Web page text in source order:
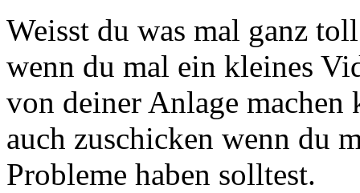
Weisst du was mal ganz
wenn du mal ein kleines
von deiner Anlage
auch zuschicken wenn du
Probleme haben solltest.